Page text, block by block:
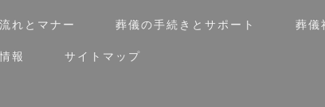
れとマナー 葬儀の手続きとサポート 葬儀
報 サイトマップ